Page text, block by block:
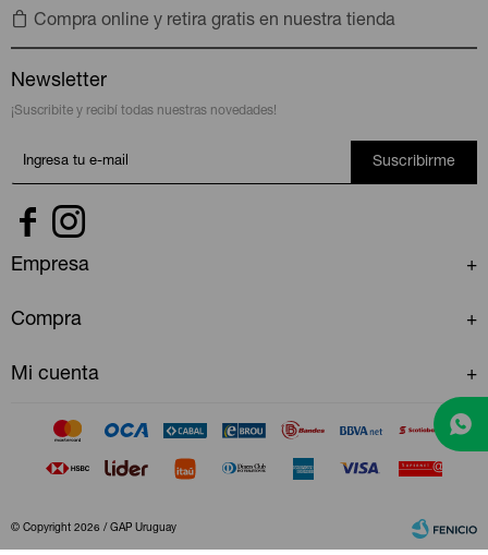
Compra online y retira gratis en nuestra tienda
Newsletter
¡Suscribite y recibí todas nuestras novedades!
Suscribirme
 
Empresa
Compra
Mi cuenta
© Copyright 2026 / GAP Uruguay